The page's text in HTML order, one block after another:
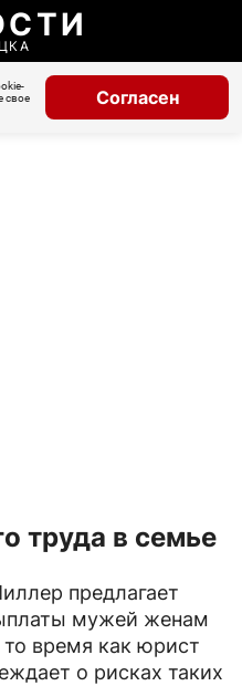
свое
Согласен
труда в семье
предлагает
мужей женам
то время как юрист
о рисках таких